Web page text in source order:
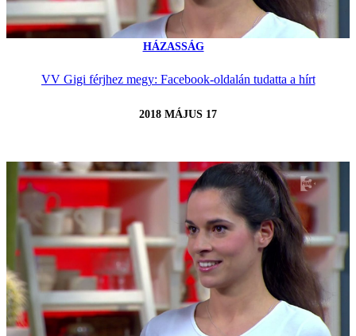
HÁZASSÁG
VV Gigi férjhez megy: Facebook-oldalán tudatta a hírt
2018 MÁJUS 17